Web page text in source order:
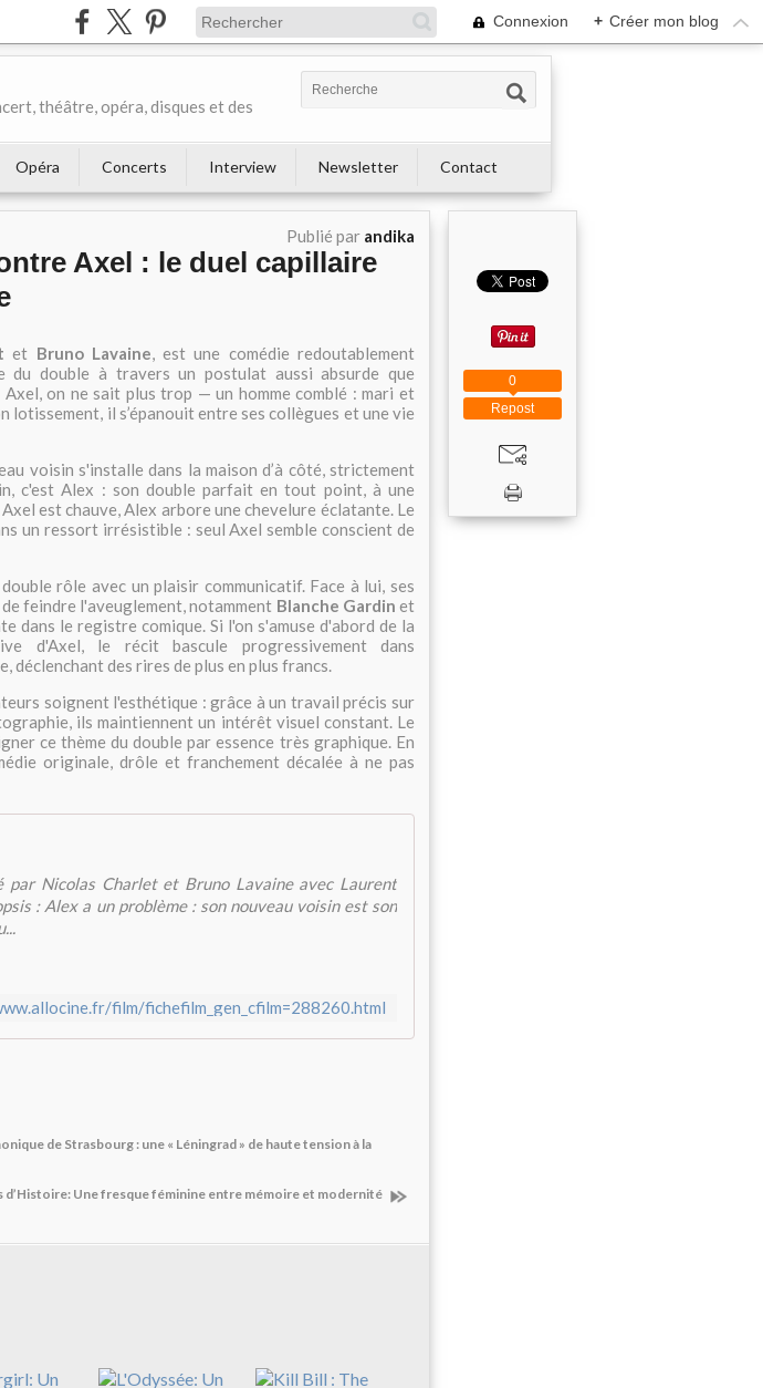
Connexion + Créer mon blog
théâtre, opéra, disques et des
Opéra Concerts Interview Newsletter Contact
Publié par andika
Axel : le duel capillaire
et Bruno Lavaine, est une comédie redoutablement
du double à travers un postulat aussi absurde que
on ne sait plus trop — un homme comblé : mari et
lotissement, il s’épanouit entre ses collègues et une vie
voisin s'installe dans la maison d’à côté, strictement
c'est Alex : son double parfait en tout point, à une
est chauve, Alex arbore une chevelure éclatante. Le
un ressort irrésistible : seul Axel semble conscient de
rôle avec un plaisir communicatif. Face à lui, ses
feindre l'aveuglement, notamment Blanche Gardin et
dans le registre comique. Si l'on s'amuse d'abord de la
d'Axel, le récit bascule progressivement dans
déclenchant des rires de plus en plus francs.
soignent l'esthétique : grâce à un travail précis sur
ils maintiennent un intérêt visuel constant. Le
ce thème du double par essence très graphique. En
originale, drôle et franchement décalée à ne pas
Nicolas Charlet et Bruno Lavaine avec Laurent
: Alex a un problème : son nouveau voisin est son
film/fichefilm_gen_cfilm=288260.html
de Strasbourg : une « Léningrad » de haute tension à la
d’Histoire: Une fresque féminine entre mémoire et modernité
Repost
0